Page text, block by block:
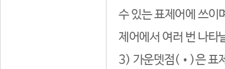
수 있는 표제어에 쓰이
제어에서 여러 번 나타
3) 가운뎃점(•)은 표